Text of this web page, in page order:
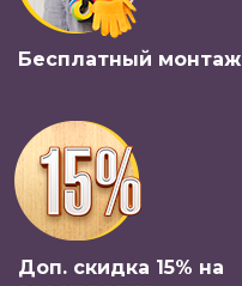
Бесплатный монтаж
Доп. скидка 15% на